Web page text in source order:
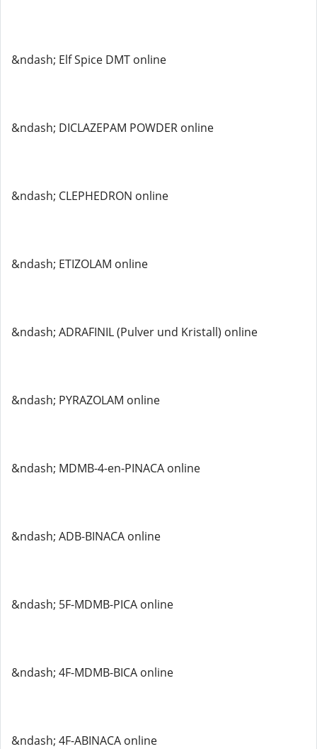
&ndash; Elf Spice DMT online
&ndash; DICLAZEPAM POWDER online
&ndash; CLEPHEDRON online
&ndash; ETIZOLAM online
&ndash; ADRAFINIL (Pulver und Kristall) online
&ndash; PYRAZOLAM online
&ndash; MDMB-4-en-PINACA online
&ndash; ADB-BINACA online
&ndash; 5F-MDMB-PICA online
&ndash; 4F-MDMB-BICA online
&ndash; 4F-ABINACA online